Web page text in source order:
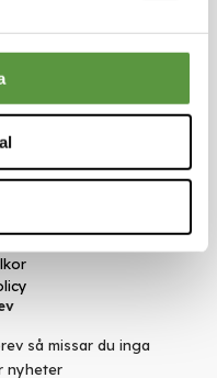
så missar du inga
nyheter
1
1277